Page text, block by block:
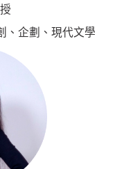
、企劃、現代文學